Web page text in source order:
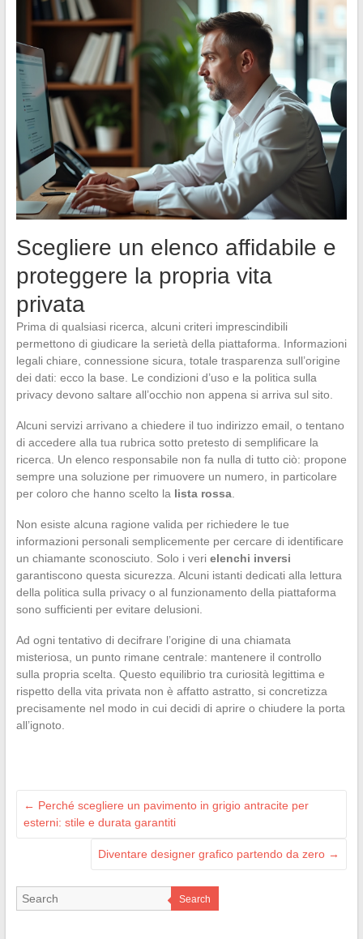
Scegliere un elenco affidabile e
proteggere la propria vita
privata
Prima di qualsiasi ricerca, alcuni criteri imprescindibili
permettono di giudicare la serietà della piattaforma. Informazioni
legali chiare, connessione sicura, totale trasparenza sull’origine
dei dati: ecco la base. Le condizioni d’uso e la politica sulla
privacy devono saltare all’occhio non appena si arriva sul sito.
Alcuni servizi arrivano a chiedere il tuo indirizzo email, o tentano
di accedere alla tua rubrica sotto pretesto di semplificare la
ricerca. Un elenco responsabile non fa nulla di tutto ciò: propone
sempre una soluzione per rimuovere un numero, in particolare
per coloro che hanno scelto la lista rossa.
Non esiste alcuna ragione valida per richiedere le tue
informazioni personali semplicemente per cercare di identificare
un chiamante sconosciuto. Solo i veri elenchi inversi
garantiscono questa sicurezza. Alcuni istanti dedicati alla lettura
della politica sulla privacy o al funzionamento della piattaforma
sono sufficienti per evitare delusioni.
Ad ogni tentativo di decifrare l’origine di una chiamata
misteriosa, un punto rimane centrale: mantenere il controllo
sulla propria scelta. Questo equilibrio tra curiosità legittima e
rispetto della vita privata non è affatto astratto, si concretizza
precisamente nel modo in cui decidi di aprire o chiudere la porta
all’ignoto.
← Perché scegliere un pavimento in grigio antracite per
esterni: stile e durata garantiti
Diventare designer grafico partendo da zero →
Search